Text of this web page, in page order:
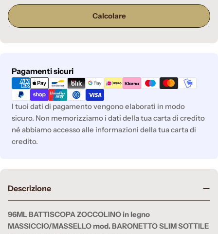
Calcolare
Pagamenti sicuri
Metodi
di
pagamento
I tuoi dati di pagamento vengono elaborati in modo
sicuro. Non memorizziamo i dati della tua carta di credito
né abbiamo accesso alle informazioni della tua carta di
credito.
Descrizione
96ML BATTISCOPA ZOCCOLINO in legno
MASSICCIO/MASSELLO mod. BARONETTOSLIM SOTTILE